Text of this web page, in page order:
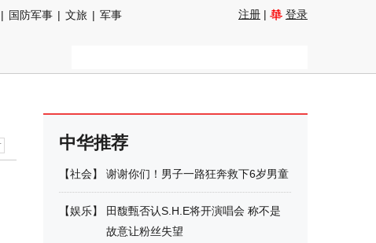
| 国防军事 | 文旅 | 军事
注册 | 登录
中华推荐
【社会】 谢谢你们！男子一路狂奔救下6岁男童
【娱乐】
田馥甄否认S.H.E将开演唱会 称不是
故意让粉丝失望